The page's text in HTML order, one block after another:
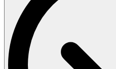
erstes Anbremsen sein. Reagiert
der Situation zu, wird automatisch
Warnkaskade eine Teilbremsung
keine Reaktion seitens des
auch eine automatische
Manche Systeme reagieren nicht
sondern auch auf Radfahrer und